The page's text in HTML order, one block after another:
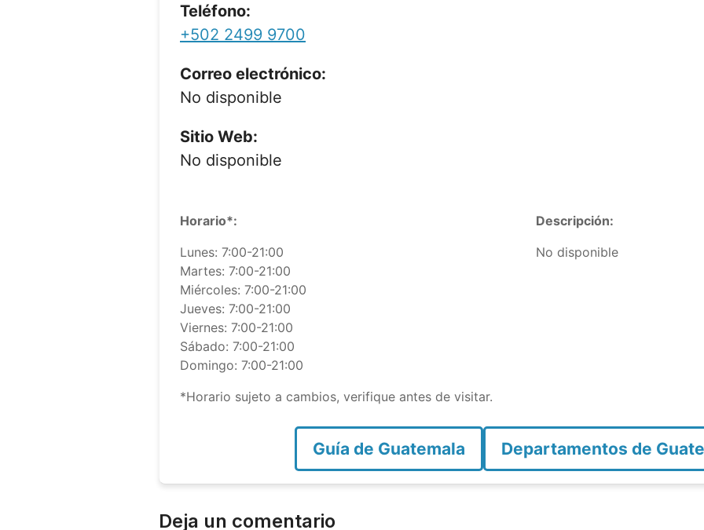
Teléfono:
+502 2499 9700
Correo electrónico:
No disponible
Sitio Web:
No disponible
Horario*:
Lunes: 7:00-21:00
Martes: 7:00-21:00
Miércoles: 7:00-21:00
Jueves: 7:00-21:00
Viernes: 7:00-21:00
Sábado: 7:00-21:00
Domingo: 7:00-21:00
*Horario sujeto a cambios, verifique antes de visitar.
Descripción:
No disponible
Guía de Guatemala Departamentos de
Deja un comentario